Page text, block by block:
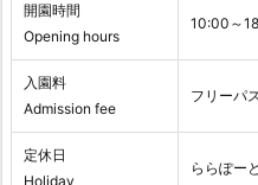
開園時間
Opening hours
10:00～
入園料
Admission fee
フリーパ
定休日
Holiday
ららぽー